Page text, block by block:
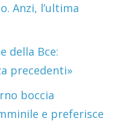
Anzi, l’ultima
della Bce:
precedenti»
boccia
e preferisce